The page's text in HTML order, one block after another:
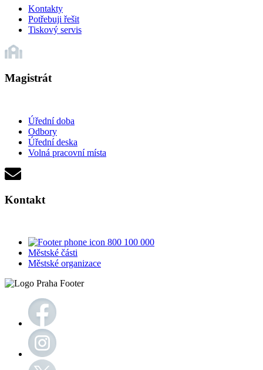
Kontakty
Potřebuji řešit
Tiskový servis
Magistrát
Úřední doba
Odbory
Úřední deska
Volná pracovní místa
Kontakt
800 100 000
Městské části
Městské organizace